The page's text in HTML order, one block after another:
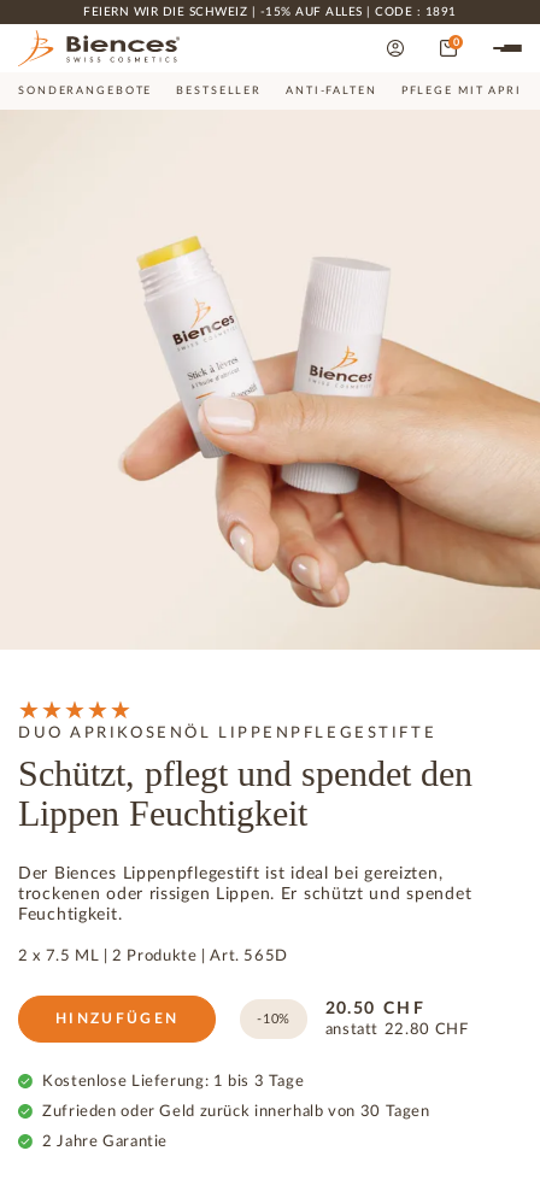
FEIERN WIR DIE SCHWEIZ | -15% AUF ALLES | CODE : 1891
0
SONDERANGEBOTE BESTSELLER ANTI-FALTEN PFLEGE MIT
DUO APRIKOSENÖL LIPPENPFLEGESTIFTE
Schützt, pflegt und spendet den
Lippen Feuchtigkeit
Der Biences Lippenpflegestift ist ideal bei gereizten,
trockenen oder rissigen Lippen. Er schützt und spendet
Feuchtigkeit.
2 x 7.5 ML | 2 Produkte |Art. 565D
HINZUFÜGEN -10%
20.50 CHF
anstatt 22.80 CHF
Kostenlose Lieferung: 1 bis 3 Tage
Zufrieden oder Geld zurück innerhalb von 30 Tagen
2 Jahre Garantie